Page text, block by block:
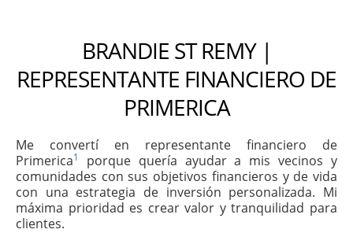
BRANDIE ST REMY |
REPRESENTANTE FINANCIERO DE
PRIMERICA
Me convertí en representante financiero de
Primerica1
porque quería ayudar a mis vecinos y
comunidades con sus objetivos financieros y de vida
con una estrategia de inversión personalizada. Mi
máxima prioridad es crear valor y tranquilidad para
clientes.